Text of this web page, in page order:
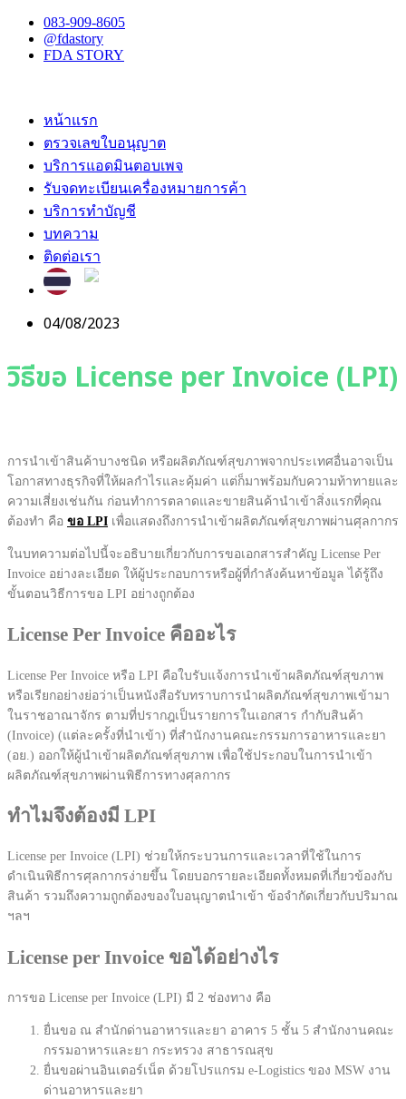
083-909-8605
@fdastory
FDA STORY
หน้าแรก
ตรวจเลขใบอนุญาต
บริการแอดมินตอบเพจ
รับจดทะเบียนเครื่องหมายการค้า
บริการทำบัญชี
บทความ
ติดต่อเรา
04/08/2023
วิธีขอ License per Invoice (LPI)
การนำเข้าสินค้าบางชนิด หรือผลิตภัณฑ์สุขภาพจากประเทศอื่นอาจเป็น
โอกาสทางธุรกิจที่ให้ผลกำไรและคุ้มค่า แต่ก็มาพร้อมกับความท้าทายและ
ความเสี่ยงเช่นกัน ก่อนทำการตลาดและขายสินค้านำเข้าสิ่งแรกที่คุณ
ต้องทำ คือ ขอ LPI เพื่อแสดงถึงการนำเข้าผลิตภัณฑ์สุขภาพผ่านศุลกากร
ในบทความต่อไปนี้จะอธิบายเกี่ยวกับการขอเอกสารสำคัญ License Per
Invoice อย่างละเอียด ให้ผู้ประกอบการหรือผู้ที่กำลังค้นหาข้อมูล ได้รู้ถึง
ขั้นตอนวิธีการขอ LPI อย่างถูกต้อง
License Per Invoice คืออะไร
License Per Invoice หรือ LPI คือใบรับแจ้งการนำเข้าผลิตภัณฑ์สุขภาพ
หรือเรียกอย่างย่อว่าเป็นหนังสือรับทราบการนำผลิตภัณฑ์สุขภาพเข้ามา
ในราชอาณาจักร ตามที่ปรากฎเป็นรายการในเอกสาร กำกับสินค้า
(Invoice) (แต่ละครั้งที่นำเข้า) ที่สำนักงานคณะกรรมการอาหารและยา
(อย.) ออกให้ผู้นำเข้าผลิตภัณฑ์สุขภาพ เพื่อใช้ประกอบในการนำเข้า
ผลิตภัณฑ์สุขภาพผ่านพิธีการทางศุลกากร
ทำไมจึงต้องมี LPI
License per Invoice (LPI) ช่วยให้กระบวนการและเวลาที่ใช้ในการ
ดำเนินพิธีการศุลกากรง่ายขึ้น โดยบอกรายละเอียดทั้งหมดที่เกี่ยวข้องกับ
สินค้า รวมถึงความถูกต้องของใบอนุญาตนำเข้า ข้อจำกัดเกี่ยวกับปริมาณ
ฯลฯ
License per Invoice ขอได้อย่างไร
การขอ License per Invoice (LPI) มี 2 ช่องทาง คือ
ยื่นขอ ณ สำนักด่านอาหารและยา อาคาร 5 ชั้น 5 สำนักงานคณะ
กรรมอาหารและยา กระทรวง สาธารณสุข
ยื่นขอผ่านอินเตอร์เน็ต ด้วยโปรแกรม e-Logistics ของ MSW งาน
ด่านอาหารและยา